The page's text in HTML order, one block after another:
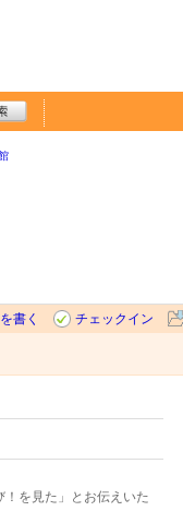
書く
チェックイン
を見た」とお伝えいた